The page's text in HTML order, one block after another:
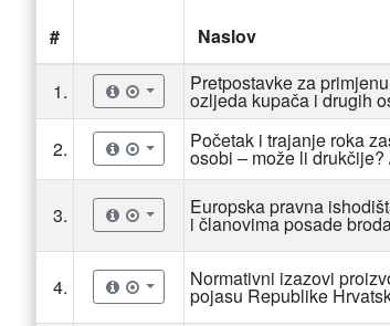
# Naslov
1. Pretpostavke za
ozljeda kupača i drugih
2.
Početak i trajanje roka
osobi – može li
3. Europska pravna
i članovima posade
4. Normativni izazovi
pojasu Republike